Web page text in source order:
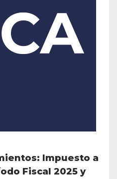
Impuesto a
Fiscal 2025 y